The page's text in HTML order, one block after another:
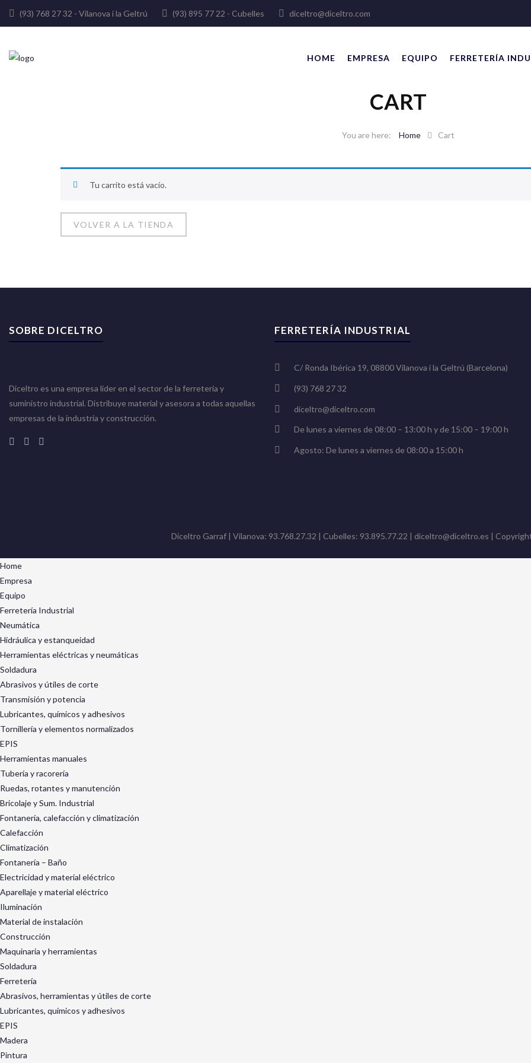
(93) 768 27 32 - Vilanova i la Geltrú (93) 895 77 22 - Cubelles diceltro@diceltro.com
HOME EMPRESA EQUIPO FERRETERÍA
CART
Home Cart
Tu carrito está vacío.
VOLVER A LA TIENDA
SOBRE DICELTRO
Diceltro es una empresa líder en el sector de la ferretería y
suministro industrial. Distribuye material y asesora a todas aquellas
empresas de la industria y construcción.
FERRETERÍA INDUSTRIAL
C/ Ronda Ibérica 19, 08800 Vilanova i la Geltrú (Barcelona)
(93) 768 27 32
diceltro@diceltro.com
De lunes a viernes de 08:00 – 13:00 h y de 15:00 – 19:00 h
Agosto: De lunes a viernes de 08:00 a 15:00 h
Diceltro Garraf | Vilanova: 93.768.27.32 | Cubelles: 93.895.77.22 | diceltro@diceltro.es |
Home
Empresa
Equipo
Ferretería Industrial
Neumática
Hidráulica y estanqueidad
Herramientas eléctricas y neumáticas
Soldadura
Abrasivos y útiles de corte
Transmisión y potencia
Lubricantes, químicos y adhesivos
Tornillería y elementos normalizados
EPIS
Herramientas manuales
Tubería y racorería
Ruedas, rotantes y manutención
Bricolaje y Sum. Industrial
Fontanería, calefacción y climatización
Calefacción
Climatización
Fontanería – Baño
Electricidad y material eléctrico
Aparellaje y material eléctrico
Iluminación
Material de instalación
Construcción
Maquinaria y herramientas
Soldadura
Ferretería
Abrasivos, herramientas y útiles de corte
Lubricantes, químicos y adhesivos
EPIS
Madera
Pintura